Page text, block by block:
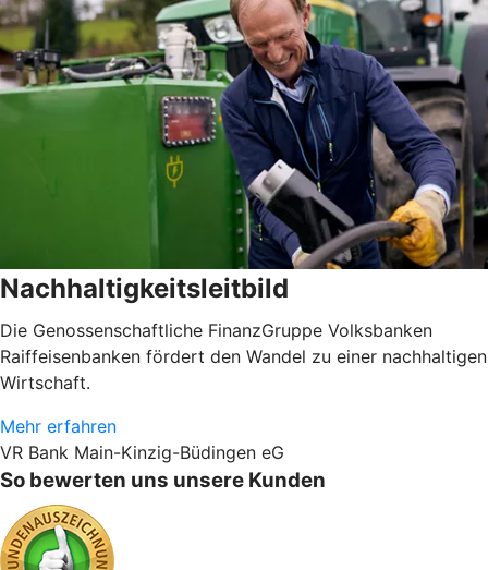
Nachhaltigkeitsleitbild
Die Genossenschaftliche FinanzGruppe Volksbanken
Raiffeisenbanken fördert den Wandel zu einer nachhaltigen
Wirtschaft.
Mehr erfahren
VR Bank Main-Kinzig-Büdingen eG
So bewerten uns unsere Kunden